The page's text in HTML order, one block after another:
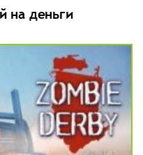
на деньги